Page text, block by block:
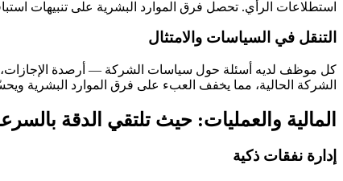
استطلاعات الرأي. تحصل فرق الموارد البشرية على تنبيهات
التنقل في السياسات والامتثال
كل موظف لديه أسئلة حول سياسات الشركة — أرصدة الإجازات،
الشركة الحالية، مما يخفف العبء على فرق الموارد البشرية
المالية والعمليات: حيث تلتقي الدقة
إدارة نفقات ذكية